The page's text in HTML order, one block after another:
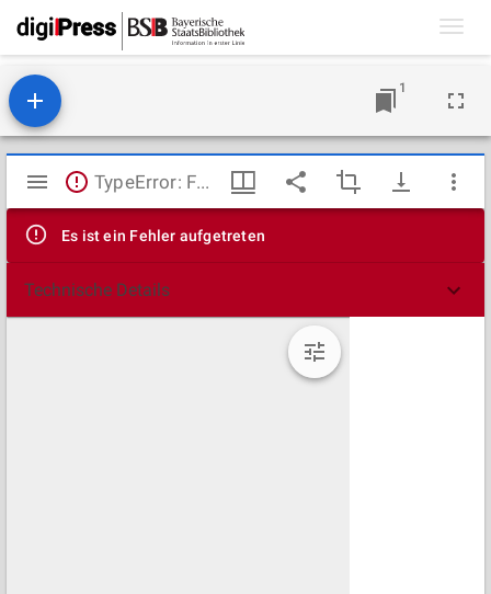
1
Mirador
Viewer
TypeError: Failed to fetch
Es ist ein Fehler aufgetreten
Technische Details